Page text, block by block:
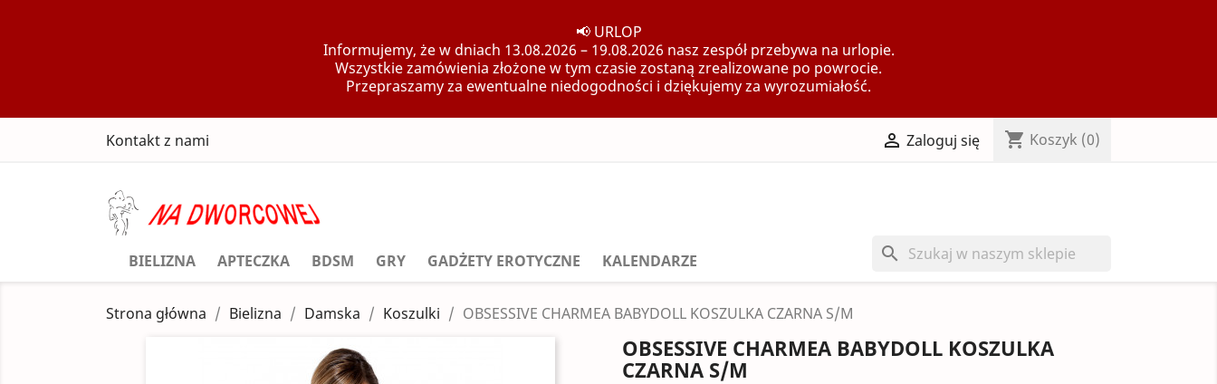
📢 URLOP
Informujemy, że w dniach 13.08.2026 – 19.08.2026 nasz zespół przebywa na urlopie.
Wszystkie zamówienia złożone w tym czasie zostaną zrealizowane po powrocie.
Przepraszamy za ewentualne niedogodności i dziękujemy za wyrozumiałość.
Kontakt z nami  Zaloguj się shopping_cart Koszyk (0)
BIELIZNA APTECZKA BDSM GRY GADŻETY EROTYCZNE KALENDARZE search
Strona główna Bielizna Damska Koszulki OBSESSIVE CHARMEA BABYDOLL KOSZULKA CZARNA S/M
OBSESSIVE CHARMEA BABYDOLL KOSZULKA
CZARNA S/M